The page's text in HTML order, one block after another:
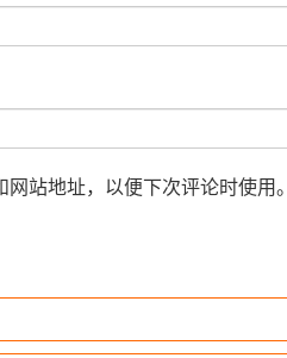
站地址，以便下次评论时使用。